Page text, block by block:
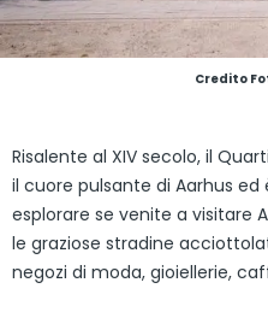
Credito
Risalente al XIV secolo, il
il cuore pulsante di Aarhus
esplorare se venite a visitare
le graziose stradine
negozi di moda, gioiellerie,